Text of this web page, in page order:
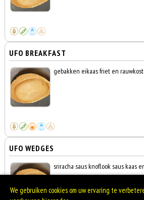
UFO BREAKFAST
gebakken eikaas friet en rauwkost
UFO WEDGES
sriracha saus knoflook saus kaas
We gebruiken cookies om uw ervaring te